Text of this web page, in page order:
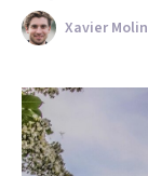
Xavier